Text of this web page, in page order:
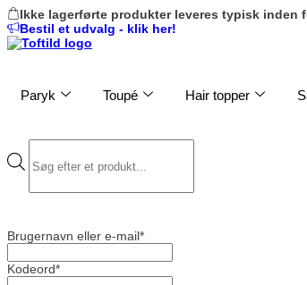
Skip
to
content
Ikke lagerførte produkter leveres typisk inden
Bestil et udvalg - klik her!
Paryk Toupé Hair topper
search
Brugernavn eller e-mail*
Kodeord*